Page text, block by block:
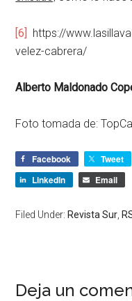
[6] https://
velez-cabrera/
Alberto Maldonado
Foto tomada de:
Facebook Tweet
LinkedIn
Email
Filed Under:Revista Sur ,
Deja un